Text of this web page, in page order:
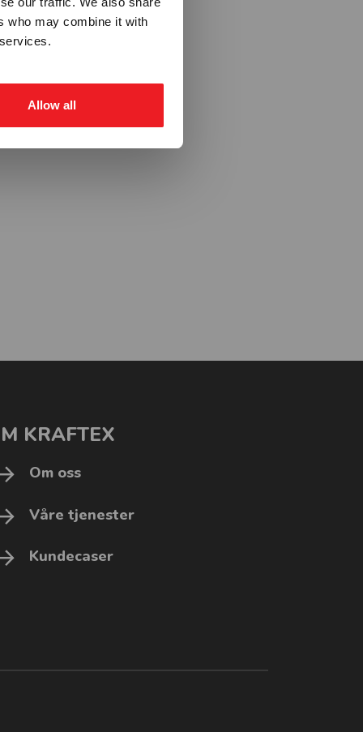
who may combine it with
Allow all
KRAFTEX
Om oss
Våre tjenester
Kundecaser